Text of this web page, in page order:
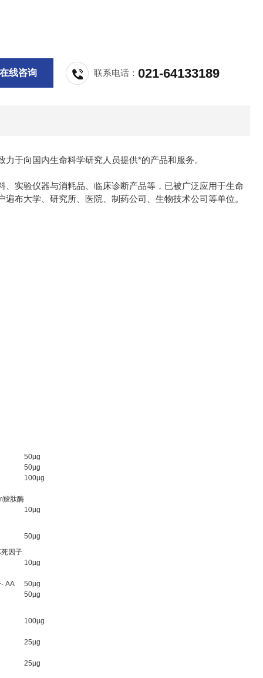
线咨询 联系电话：021-64133189
于向国内生命科学研究人员提供*的产品和服务。
实验仪器与消耗品、临床诊断产品等，已被广泛应用于生命
布大学、研究所、医院、制药公司、生物技术公司等单位。
50µg
50µg
100µg
羧肽酶
10µg
50µg
因子
10µg
AA
50µg
50µg
100µg
25µg
25µg